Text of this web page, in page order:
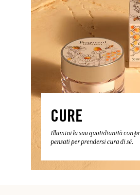
CURE
Illumini la sua quotidianità con
pensati per prendersi cura di sé.